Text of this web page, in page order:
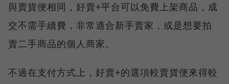
與賣貨便相同，好賣+平台可以免費上架商品，成
交不需手續費，非常適合新手賣家，或是想要拍
賣二手商品的個人商家。
不過在支付方式上，好賣+的選項較賣貨便來得較